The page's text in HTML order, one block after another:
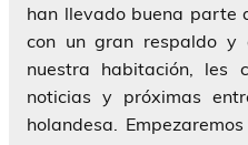
han llevado buena parte
con un gran respaldo
nuestra habitación, les
noticias y próximas
holandesa.